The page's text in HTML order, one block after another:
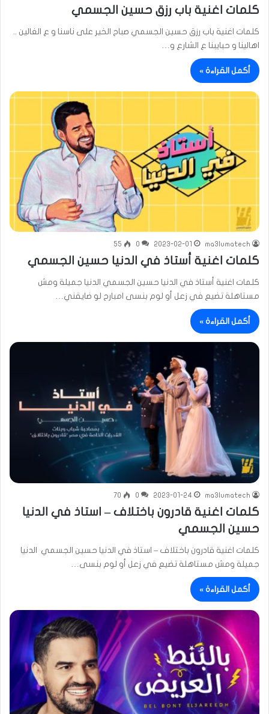
كلمات اغنية باب رزق حسين الجسمي
كلمات اغنية باب رزق حسين الجسمي صباح الخير على ناسنا و ع الغالين ..
اهالينا و حبايبنا ع الشارع و…
أكمل القراءة »
ma3lumatech
2023-02-01
0
55
كلمات اغنية أستاذ في الدنيا حسين الجسمي
كلمات اغنية أستاذ في الدنيا حسين الجسمي الدنيا جميلة ومش
مستاهلة تضيع في زعل أو لوم بنسى امبارح لو ضايقني…
أكمل القراءة »
ma3lumatech
2023-01-24
0
70
كلمات اغنية قادرون باختلاف – استاذ في الدنيا
حسين الجسمي
كلمات اغنية قادرون باختلاف – استاذ في الدنيا حسين الجسمي الدنيا
جميلة ومش مستاهلة تضيع في زعل أو لوم بنسى…
أكمل القراءة »